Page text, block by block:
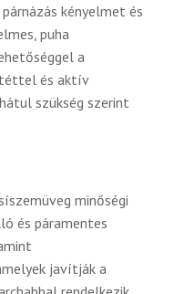
kényelmet és
puha
a
és aktív
szükség szerint
minőségi
és páramentes
javítják a